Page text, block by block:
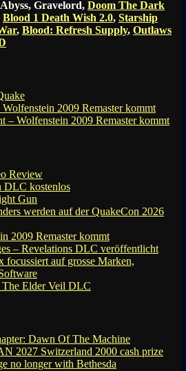
Gravelord, Doom The Dark
Blood 1 Death Wish 2.0, Starship
, Blood: Refresh Supply, Outlaws
2009 Remaster kommt
– Wolfenstein 2009 Remaster kommt
Review
DLC kostenlos
Gun
werden auf der QuakeCon 2026
2009 Remaster kommt
– Revelations DLC veröffentlicht
focussiert auf grosse Marken,
The Elder Veil DLC
Dawn Of The Machine
2027 Switzerland 2000 cash prize
no longer with Bethesda